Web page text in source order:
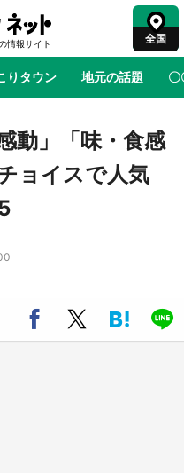
全国
りタウン 地元の話題 〇
はありがとう 物語がはじ
スが栃木県を征服！？ 県
地」が生産されてます
／1～10／26】
動」「味・食感
ョイスで人気